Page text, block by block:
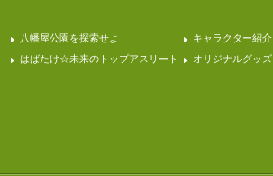
八幡屋公園を探索せよ
はばたけ☆未来のトップアスリート
キャラクター紹介
オリジナルグッズ